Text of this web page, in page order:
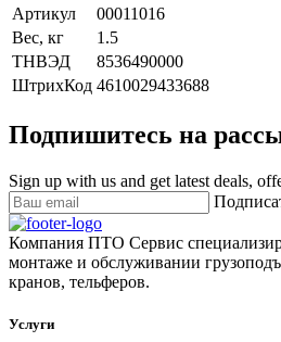
Артикул
00011016
Вес, кг
1.5
ТНВЭД
8536490000
ШтрихКод 4610029433688
Подпишитесь на
Sign up with us and get latest deals,
Компания ПТО Сервис
монтаже и обслуживании
кранов, тельферов.
Услуги